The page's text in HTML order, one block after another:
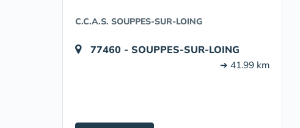
C.C.A.S. SOUPPES-SUR-LOING
77460 - SOUPPES-SUR-LOING
➔ 41.99 km